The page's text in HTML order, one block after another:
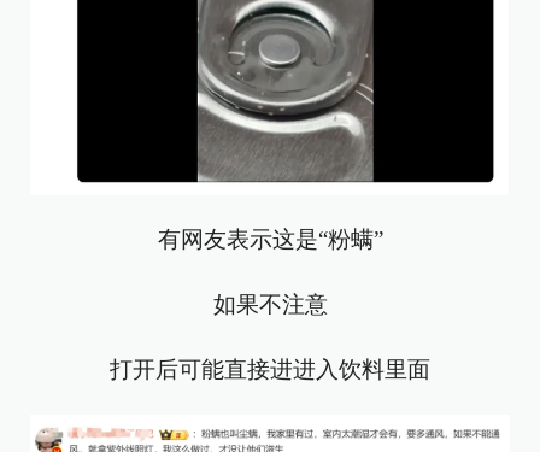
有网友表示这是“粉螨”
如果不注意
打开后可能直接进进入饮料里面